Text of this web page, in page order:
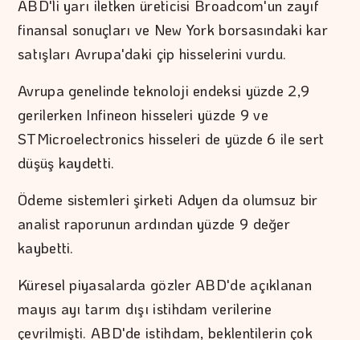
ABD'li yarı iletken üreticisi Broadcom'un zayıf
finansal sonuçları ve New York borsasındaki kar
satışları Avrupa'daki çip hisselerini vurdu.
Avrupa genelinde teknoloji endeksi yüzde 2,9
gerilerken Infineon hisseleri yüzde 9 ve
STMicroelectronics hisseleri de yüzde 6 ile sert
düşüş kaydetti.
Ödeme sistemleri şirketi Adyen da olumsuz bir
analist raporunun ardından yüzde 9 değer
kaybetti.
Küresel piyasalarda gözler ABD'de açıklanan
mayıs ayı tarım dışı istihdam verilerine
çevrilmişti. ABD'de istihdam, beklentilerin çok